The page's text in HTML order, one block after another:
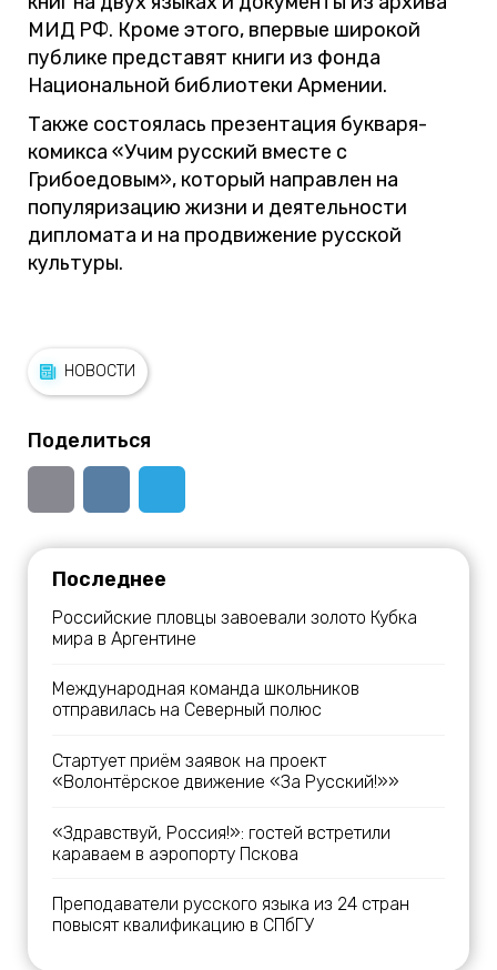
МИД РФ. Кроме этого, впервые широкой
публике представят книги из фонда
Национальной библиотеки Армении.
Также состоялась презентация букваря-
комикса «Учим русский вместе с
Грибоедовым», который направлен на
популяризацию жизни и деятельности
дипломата и на продвижение русской
культуры.
НОВОСТИ
Поделиться
Последнее
Российские пловцы завоевали золото Кубка
мира в Аргентине
Международная команда школьников
отправилась на Северный полюс
Стартует приём заявок на проект
«Волонтёрское движение «За Русский!»»
«Здравствуй, Россия!»: гостей встретили
караваем в аэропорту Пскова
Преподаватели русского языка из 24 стран
повысят квалификацию в СПбГУ